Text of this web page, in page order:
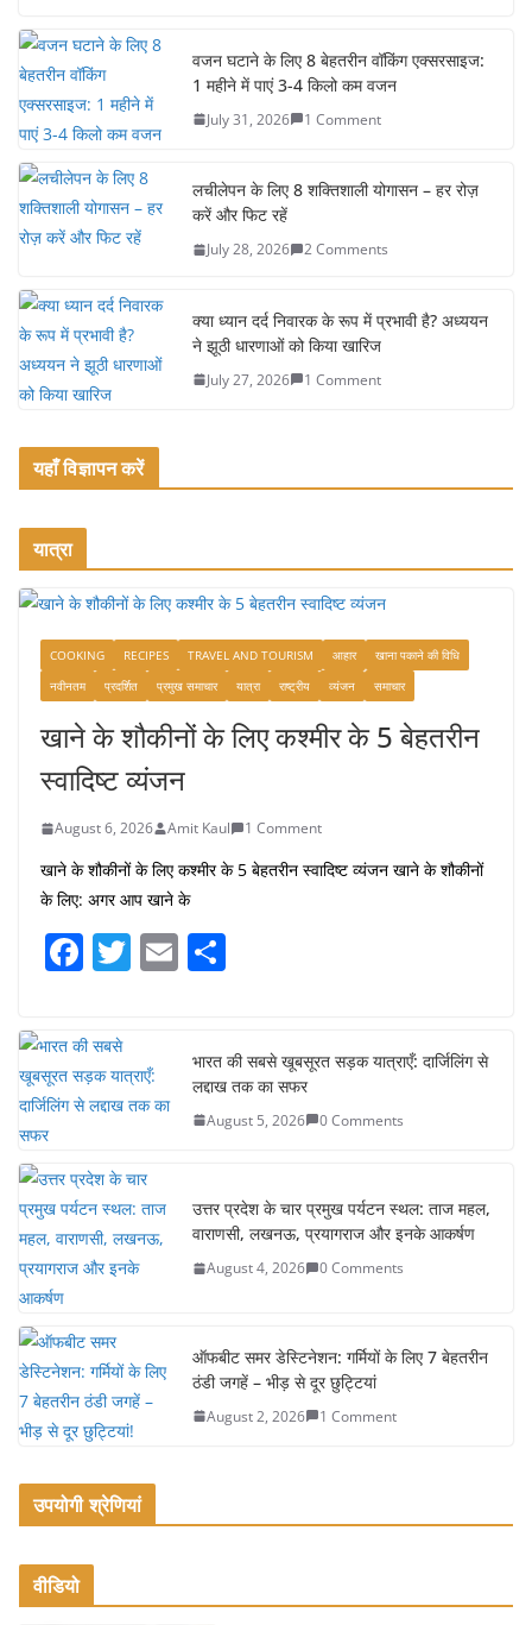
c
e
b
o
o
k
itt
er e
वजन घटाने के लिए 8 बेहतरीन वॉकिंग एक्सरसाइज:
1 महीने में पाएं 3-4 किलो कम वजन
July 31, 2026 1 Comment
लचीलेपन के लिए 8 शक्तिशाली योगासन – हर रोज़
करें और फिट रहें
July 28, 2026 2 Comments
क्या ध्यान दर्द निवारक के रूप में प्रभावी है? अध्ययन
ने झूठी धारणाओं को किया खारिज
July 27, 2026 1 Comment
यहाँ विज्ञापन करें
यात्रा
COOKING RECIPES TRAVEL AND TOURISM आहार
खाना पकाने की विधि
नवीनतम
प्रदर्शित प्रमुख समाचार यात्रा राष्ट्रीय व्यंजन समाचार
खाने के शौकीनों के लिए कश्मीर के 5 बेहतरीन
स्वादिष्ट व्यंजन
August 6, 2026 Amit Kaul 1 Comment
खाने के शौकीनों के लिए कश्मीर के 5 बेहतरीन स्वादिष्ट व्यंजन खाने के शौकीनों
के लिए: अगर आप खाने के
F
c
e
b
o
k
T
er
E
e
भारत की सबसे खूबसूरत सड़क यात्राएँ: दार्जिलिंग से
लद्दाख तक का सफर
August 5, 2026 0 Comments
उत्तर प्रदेश के चार प्रमुख पर्यटन स्थल: ताज महल,
वाराणसी, लखनऊ, प्रयागराज और इनके आकर्षण
August 4, 2026 0 Comments
ऑफबीट समर डेस्टिनेशन: गर्मियों के लिए 7 बेहतरीन
ठंडी जगहें – भीड़ से दूर छुट्टियां
August 2, 2026 1 Comment
उपयोगी श्रेणियां
वीडियो